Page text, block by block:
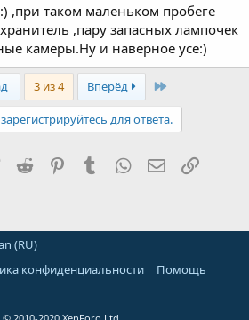
,при таком маленьком пробеге
,пару запасных лампочек
камеры.Ну и наверное усе:)
3 из 4 Вперёд Last
для ответа.
TwitterReddit PinterestTumblr WhatsApp Ссылка
(RU)
конфиденциальности
Помощь